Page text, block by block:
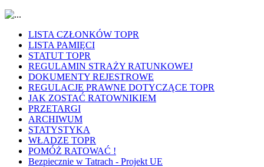
LISTA CZŁONKÓW TOPR
LISTA PAMIĘCI
STATUT TOPR
REGULAMIN STRAŻY RATUNKOWEJ
DOKUMENTY REJESTROWE
REGULACJE PRAWNE DOTYCZĄCE TOPR
JAK ZOSTAĆ RATOWNIKIEM
PRZETARGI
ARCHIWUM
STATYSTYKA
WŁADZE TOPR
POMÓŻ RATOWAĆ !
Bezpiecznie w Tatrach - Projekt UE